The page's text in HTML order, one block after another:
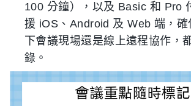
100 分鐘），以及 Basic 和 Pro
援 iOS、Android 及 Web 端，確
下會議現場還是線上遠程協作，
錄。